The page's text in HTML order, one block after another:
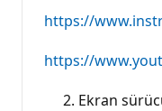
https://
https://
Ekran